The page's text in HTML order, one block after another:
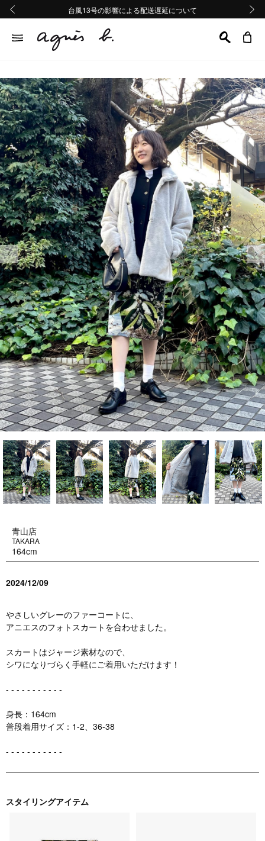
熊本地域地震の影響による配送遅延について
Summer Sale 2buy10%OFF!!
台風13号の影響による配送遅延について
熊本地域地震の影響による配送遅延について
Summer Sale 2buy10%OFF!!
前の画像 次
青山店
TAKARA
164cm
2024/12/09
やさしいグレーのファーコートに、
アニエスのフォトスカートを合わせました。
スカートはジャージ素材なので、
シワになりづらく手軽にご着用いただけます！
- - - - - - - - - - -
身長：164cm
普段着用サイズ：1-2、36-38
- - - - - - - - - - -
スタイリングアイテム